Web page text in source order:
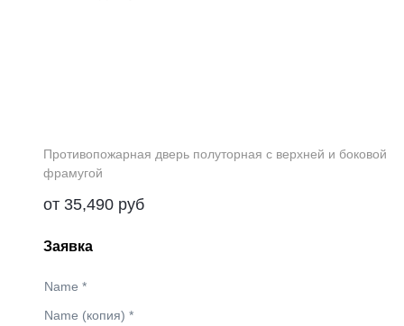
Противопожарная дверь полуторная с верхней и боковой
фрамугой
от 35,490 руб
Заявка
Name *
Name (копия) *